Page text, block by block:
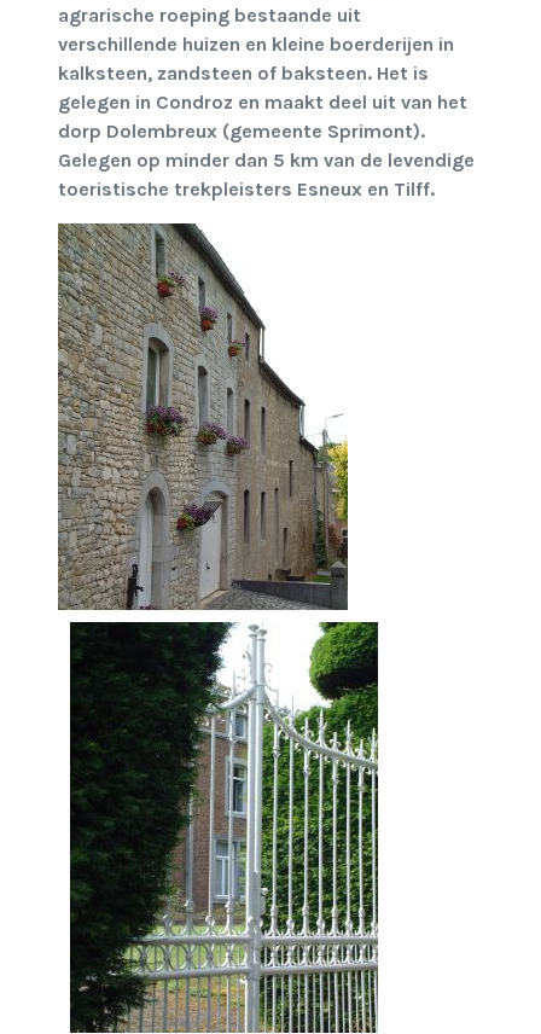
agrarische roeping bestaande uit
verschillende huizen en kleine boerderijen in
kalksteen, zandsteen of baksteen. Het is
gelegen in Condroz en maakt deel uit van het
dorp Dolembreux (gemeente Sprimont).
Gelegen op minder dan 5 km van de levendige
toeristische trekpleisters Esneux en Tilff.